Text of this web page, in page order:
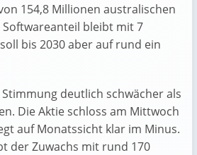
154,8 Millionen australischen
bleibt mit 7
bis 2030 aber auf rund ein
deutlich schwächer als
Die Aktie schloss am Mittwoch
auf Monatssicht klar im Minus.
der Zuwachs mit rund 170